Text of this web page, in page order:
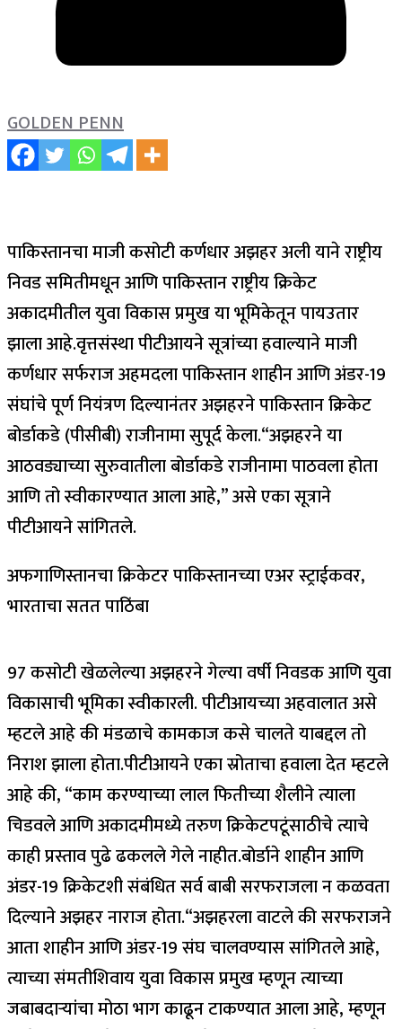
GOLDEN PENN
पाकिस्तानचा माजी कसोटी कर्णधार अझहर अली याने राष्ट्रीय
निवड समितीमधून आणि पाकिस्तान राष्ट्रीय क्रिकेट
अकादमीतील युवा विकास प्रमुख या भूमिकेतून पायउतार
झाला आहे.वृत्तसंस्था पीटीआयने सूत्रांच्या हवाल्याने माजी
कर्णधार सर्फराज अहमदला पाकिस्तान शाहीन आणि अंडर-19
संघांचे पूर्ण नियंत्रण दिल्यानंतर अझहरने पाकिस्तान क्रिकेट
बोर्डाकडे (पीसीबी) राजीनामा सुपूर्द केला.“अझहरने या
आठवड्याच्या सुरुवातीला बोर्डाकडे राजीनामा पाठवला होता
आणि तो स्वीकारण्यात आला आहे,” असे एका सूत्राने
पीटीआयने सांगितले.
अफगाणिस्तानचा क्रिकेटर पाकिस्तानच्या एअर स्ट्राईकवर,
भारताचा सतत पाठिंबा
97 कसोटी खेळलेल्या अझहरने गेल्या वर्षी निवडक आणि युवा
विकासाची भूमिका स्वीकारली.पीटीआयच्या अहवालात असे
म्हटले आहे की मंडळाचे कामकाज कसे चालते याबद्दल तो
निराश झाला होता.पीटीआयने एका स्रोताचा हवाला देत म्हटले
आहे की, “काम करण्याच्या लाल फितीच्या शैलीने त्याला
चिडवले आणि अकादमीमध्ये तरुण क्रिकेटपटूंसाठीचे त्याचे
काही प्रस्ताव पुढे ढकलले गेले नाहीत.बोर्डाने शाहीन आणि
अंडर-19 क्रिकेटशी संबंधित सर्व बाबी सरफराजला न कळवता
दिल्याने अझहर नाराज होता.“अझहरला वाटले की सरफराजने
आता शाहीन आणि अंडर-19 संघ चालवण्यास सांगितले आहे,
त्याच्या संमतीशिवाय युवा विकास प्रमुख म्हणून त्याच्या
जबाबदाऱ्यांचा मोठा भाग काढून टाकण्यात आला आहे, म्हणून